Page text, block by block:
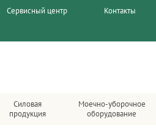
Сервисный центр Контакты
Силовая
продукция
Моечно-уборочное
оборудование